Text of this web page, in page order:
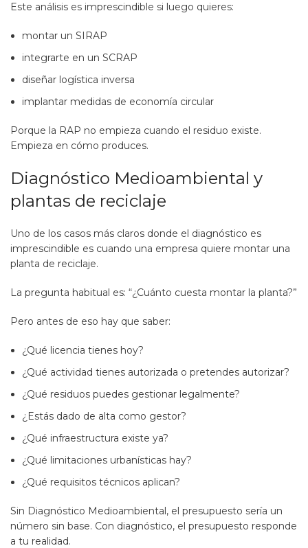
Este análisis es imprescindible si luego quieres:
montar un SIRAP
integrarte en un SCRAP
diseñar logística inversa
implantar medidas de economía circular
Porque la RAP no empieza cuando el residuo existe.
Empieza en cómo produces.
Diagnóstico Medioambiental y
plantas de reciclaje
Uno de los casos más claros donde el diagnóstico es
imprescindible es cuando una empresa quiere montar una
planta de reciclaje.
La pregunta habitual es: “¿Cuánto cuesta montar la planta?”
Pero antes de eso hay que saber:
¿Qué licencia tienes hoy?
¿Qué actividad tienes autorizada o pretendes autorizar?
¿Qué residuos puedes gestionar legalmente?
¿Estás dado de alta como gestor?
¿Qué infraestructura existe ya?
¿Qué limitaciones urbanísticas hay?
¿Qué requisitos técnicos aplican?
Sin Diagnóstico Medioambiental, el presupuesto sería un
número sin base. Con diagnóstico, el presupuesto responde
a tu realidad.